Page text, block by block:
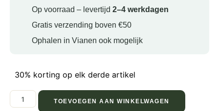
Op voorraad – levertijd 2–4 werkdagen
Gratis verzending boven €50
Ophalen in Vianen ook mogelijk
30% korting op elk derde artikel
TOEVOEGEN AAN WINKELWAGEN